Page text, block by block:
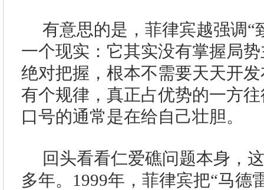
有意思的是，菲律宾越强调“
一个现实：它其实没有掌握局
绝对把握，根本不需要天天开
有个规律，真正占优势的一方
口号的通常是在给自己壮胆。
回头看看仁爱礁问题本身，
多年。1999年，菲律宾把“马德